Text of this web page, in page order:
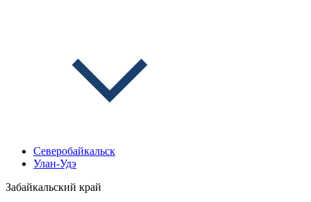
Северобайкальск
Улан-Удэ
Забайкальский край